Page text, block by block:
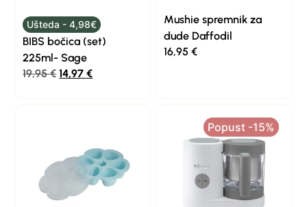
Ušteda - 4,98€
BIBS bočica (set)
225ml- Sage
19,95€ 14,97€
Mushie spremnik za
dude Daffodil
16,95 €
Popust -15%
Popust -15%